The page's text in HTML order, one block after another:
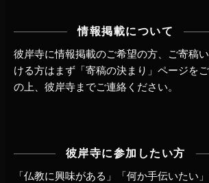
情報掲載について
彼岸寺に情報掲載のご希望の方、ご寄稿
ける方はまず 「寄稿の決まり」ページを
の上、 彼岸寺までご連絡 ください。
彼岸寺に参加したい方
「仏教に興味がある」「何か手伝いたい